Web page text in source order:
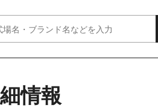
情報